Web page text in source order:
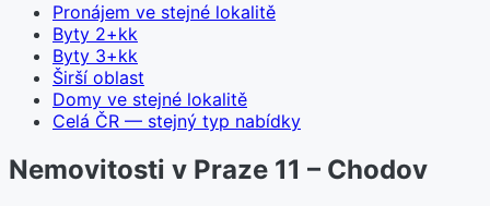
Pronájem ve stejné lokalitě
Byty 2+kk
Byty 3+kk
Širší oblast
Domy ve stejné lokalitě
Celá ČR — stejný typ nabídky
Nemovitosti v Praze 11 – Chodov